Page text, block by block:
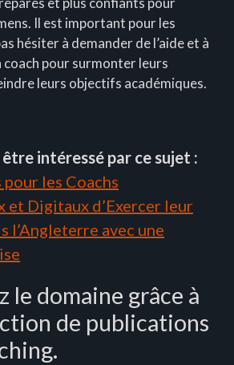
Il est important pour les
hésiter à demander de l’aide et à
pour surmonter leurs
leurs objectifs académiques.
intéressé par ce sujet :
pour les Coachs
et Digitaux d’Exercer leur
l’Angleterre avec une
le domaine grâce à
de publications